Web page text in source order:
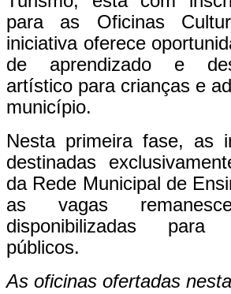
para as Oficinas
iniciativa oferece
de aprendizado e
artístico para crianças e
município.
Nesta primeira fase, as
destinadas
da Rede Municipal de
as vagas
disponibilizadas
públicos.
As oficinas ofertadas